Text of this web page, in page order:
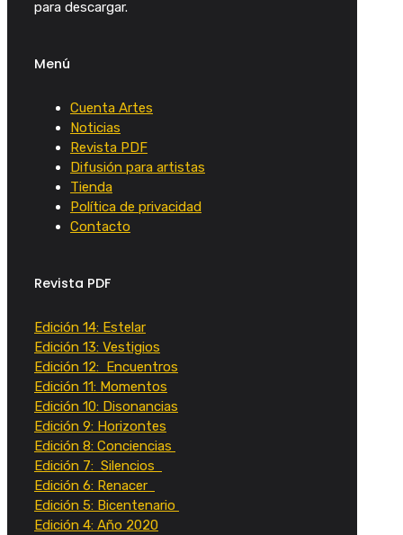
para descargar.
Menú
Cuenta Artes
Noticias
Revista PDF
Difusión para artistas
Tienda
Política de privacidad
Contacto
Revista PDF
Edición 14: Estelar
Edición 13: Vestigios
Edición 12: Encuentros
Edición 11: Momentos
Edición 10: Disonancias
Edición 9: Horizontes
Edición 8: Conciencias
Edición 7: Silencios
Edición 6: Renacer
Edición 5: Bicentenario
Edición 4: Año 2020